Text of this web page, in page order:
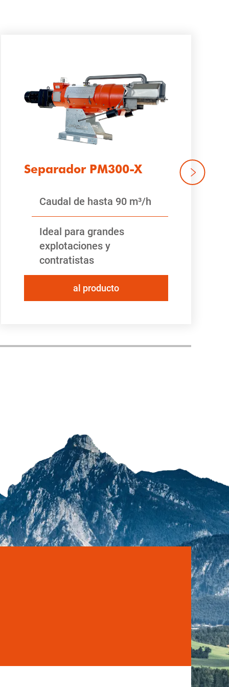
Separador PM300-X
Caudal de hasta 90 m³/h
Ideal para grandes
explotaciones y
contratistas
al producto